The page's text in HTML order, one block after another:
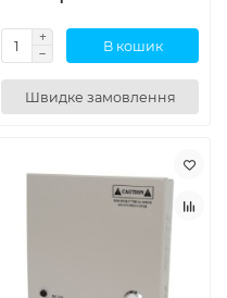
В кошик
Швидке замовлення